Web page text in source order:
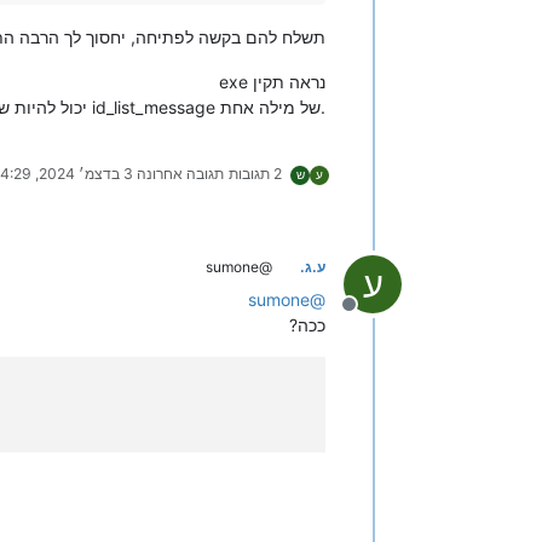
תשלח להם בקשה לפתיחה, יחסוך לך הרבה
exe נראה תקין
יכול להיות שמשהו מסתבך במה שאתה מחזיר, תנסה להחזיר משהו ממש פשוט id_list_message של מילה אחת.
ע ש 2 תגובות תגובה אחרונה 3 בדצמ׳ 2024, 14:29
ע
מנותק
ע.ג. @sumone
@
sumone
ככה?